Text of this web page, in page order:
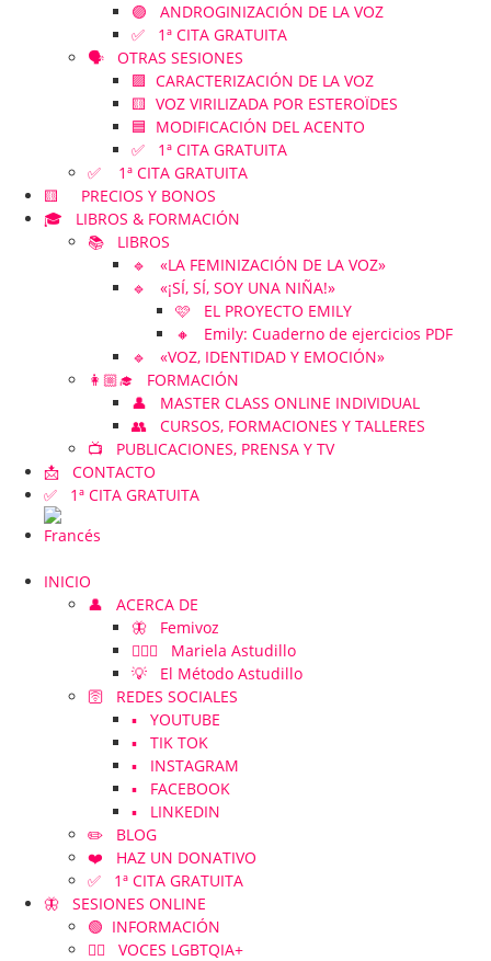
🟣 ANDROGINIZACIÓN DE LA VOZ
✅ 1ª CITA GRATUITA
🗣️ OTRAS SESIONES
🟪 CARACTERIZACIÓN DE LA VOZ
🟨 VOZ VIRILIZADA POR ESTEROÏDES
🟦 MODIFICACIÓN DEL ACENTO
✅ 1ª CITA GRATUITA
✅ 1ª CITA GRATUITA
🟨 PRECIOS Y BONOS
🎓 LIBROS & FORMACIÓN
📚 LIBROS
🔹 «LA FEMINIZACIÓN DE LA VOZ»
🔹 «¡SÍ, SÍ, SOY UNA NIÑA!»
🩷 EL PROYECTO EMILY
🔸 Emily: Cuaderno de ejercicios PDF
🔹 «VOZ, IDENTIDAD Y EMOCIÓN»
👩🏼‍🎓 FORMACIÓN
👤 MASTER CLASS ONLINE INDIVIDUAL
👥 CURSOS, FORMACIONES Y TALLERES
📺 PUBLICACIONES, PRENSA Y TV
📩 CONTACTO
✅ 1ª CITA GRATUITA
INICIO
👤 ACERCA DE
🦋 Femivoz
👱🏻‍♀️ Mariela Astudillo
💡 El Método Astudillo
🛜 REDES SOCIALES
▪️ YOUTUBE
▪️ TIK TOK
▪️ INSTAGRAM
▪️ FACEBOOK
▪️ LINKEDIN
✏️ BLOG
❤️ HAZ UN DONATIVO
✅ 1ª CITA GRATUITA
🦋 SESIONES ONLINE
🟢 INFORMACIÓN
🏳️‍🌈 VOCES LGBTQIA+